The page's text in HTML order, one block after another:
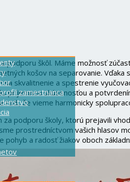
zamestnanca
podporu škôl. Máme možnosť
košov na separovanie.
skvalitnenie a spestrenie
príjemnou skúsenosťou a
radi, že vieme harmonicky
za podporu školy, ktorú prejavili
prostredníctvom vašich hlasov
a radosť žiakov oboch